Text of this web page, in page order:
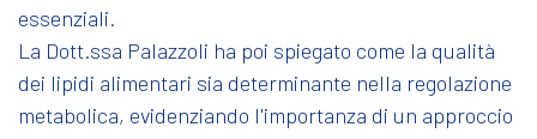
essenziali.
La Dott.ssa Palazzoli ha poi spiegato come la qualità
dei lipidi alimentari sia determinante nella regolazione
metabolica, evidenziando l'importanza di un approccio